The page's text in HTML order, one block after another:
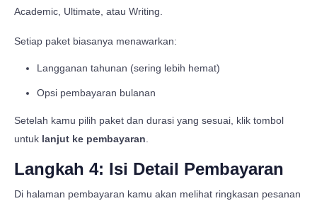
Academic, Ultimate, atau Writing.
Setiap paket biasanya menawarkan:
Langganan tahunan (sering lebih hemat)
Opsi pembayaran bulanan
Setelah kamu pilih paket dan durasi yang sesuai, klik tombol
untuk lanjut ke pembayaran.
Langkah 4: Isi Detail Pembayaran
Di halaman pembayaran kamu akan melihat ringkasan pesanan